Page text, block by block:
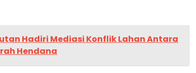
Hadiri Mediasi Konflik Lahan Antara
Hendana